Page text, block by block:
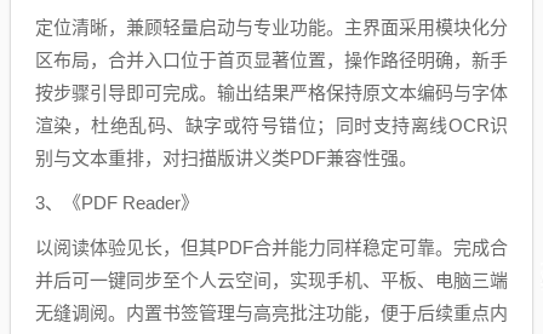
定位清晰，兼顾轻量启动与专业功能。主界面采用模块化分
区布局，合并入口位于首页显著位置，操作路径明确，新手
按步骤引导即可完成。输出结果严格保持原文本编码与字体
渲染，杜绝乱码、缺字或符号错位；同时支持离线OCR识
别与文本重排，对扫描版讲义类PDF兼容性强。
3、《PDF Reader》
以阅读体验见长，但其PDF合并能力同样稳定可靠。完成合
并后可一键同步至个人云空间，实现手机、平板、电脑三端
无缝调阅。内置书签管理与高亮批注功能，便于后续重点内